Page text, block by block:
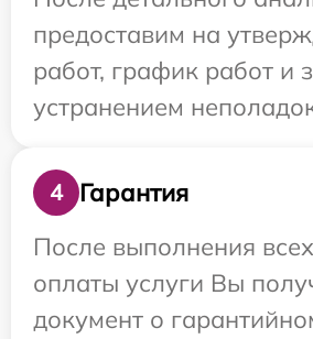
предоставим на
работ, график работ и
устранением
4
Гарантия
После выполнения
оплаты услуги Вы
документ о